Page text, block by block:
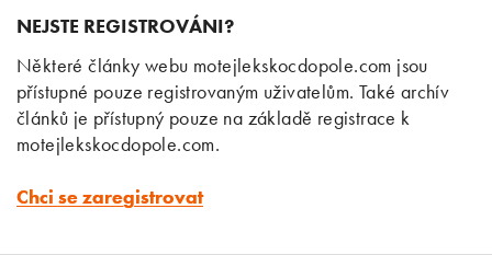
NEJSTE REGISTROVÁNI?
Některé články webu motejlekskocdopole.com jsou
přístupné pouze registrovaným uživatelům. Také archív
článků je přístupný pouze na základě registrace k
motejlekskocdopole.com.
Chci se zaregistrovat